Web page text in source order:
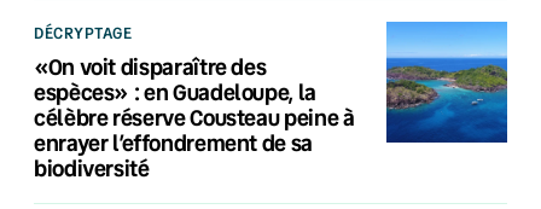
DÉCRYPTAGE
«On voit disparaître des
espèces» : en Guadeloupe, la
célèbre réserve Cousteau peine à
enrayer l’effondrement de sa
biodiversité